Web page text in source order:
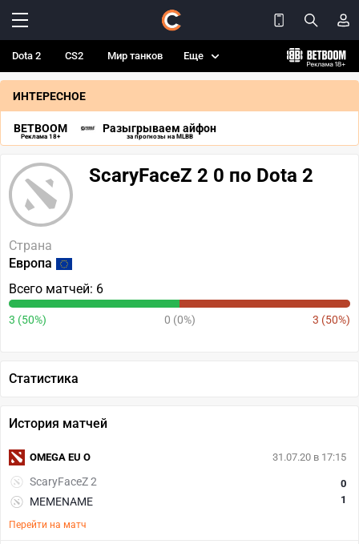
Dota 2 CS2 Мир танков Еще
ИНТЕРЕСНОЕ
BETBOOM
Реклама 18+
Разыгрываем айфон
за прогнозы на MLBB
ScaryFaceZ 2 0 по Dota 2
Страна
Европа
Всего матчей: 6
3 (50%) 0 (0%) 3 (50%)
Статистика
История матчей
31.07.20 в 17:15
ScaryFaceZ 2
MEMENAME
0
1
Перейти на матч
OMEGA EU O